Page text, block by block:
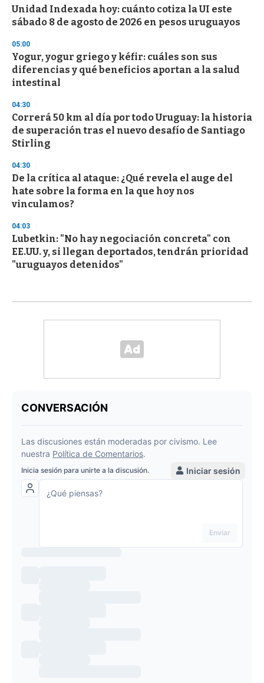
Unidad Indexada hoy: cuánto cotiza la UI este
sábado 8 de agosto de 2026 en pesos uruguayos
05:00
Yogur, yogur griego y kéfir: cuáles son sus
diferencias y qué beneficios aportan a la salud
intestinal
04:30
Correrá 50 km al día por todo Uruguay: la historia
de superación tras el nuevo desafío de Santiago
Stirling
04:30
De la crítica al ataque: ¿Qué revela el auge del
hate sobre la forma en la que hoy nos
vinculamos?
04:03
Lubetkin: "No hay negociación concreta" con
EE.UU. y, si llegan deportados, tendrán prioridad
"uruguayos detenidos"